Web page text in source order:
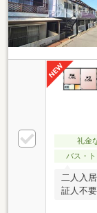
礼金
バス・
二人入
証人不